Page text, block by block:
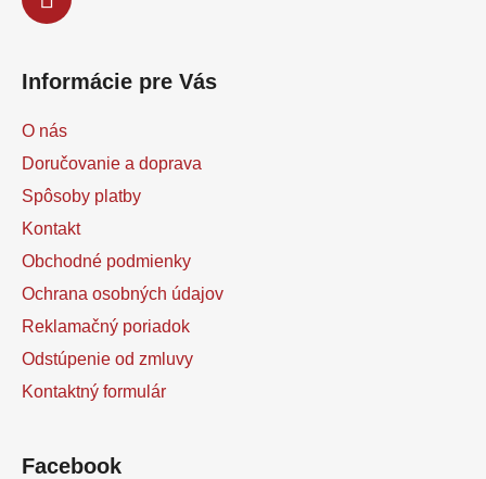
Informácie pre Vás
O nás
Doručovanie a doprava
Spôsoby platby
Kontakt
Obchodné podmienky
Ochrana osobných údajov
Reklamačný poriadok
Odstúpenie od zmluvy
Kontaktný formulár
Facebook